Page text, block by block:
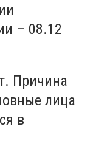
– 08.12
Причина
лица
в